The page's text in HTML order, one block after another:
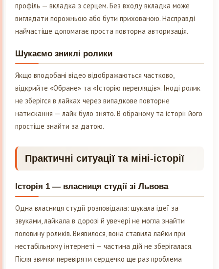
профіль — вкладка з серцем. Без входу вкладка може
виглядати порожньою або бути прихованою. Насправді
найчастіше допомагає проста повторна авторизація.
Шукаємо зниклі ролики
Якщо вподобані відео відображаються частково,
відкрийте «Обране» та «Історію переглядів». Іноді ролик
не зберігся в лайках через випадкове повторне
натискання — лайк було знято. В обраному та історії його
простіше знайти за датою.
Практичні ситуації та міні-історії
Історія 1 — власниця студії зі Львова
Одна власниця студії розповідала: шукала ідеї за
звуками, лайкала в дорозі й увечері не могла знайти
половину роликів. Виявилося, вона ставила лайки при
нестабільному інтернеті — частина дій не зберігалася.
Після звички перевіряти сердечко ще раз проблема